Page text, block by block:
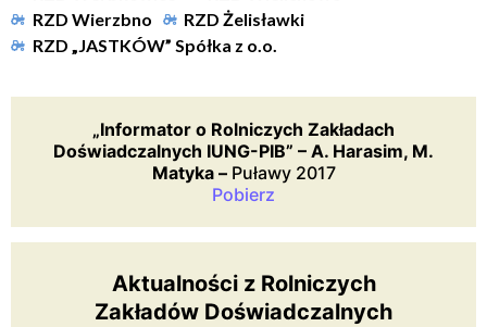
RZD Wierzbno
RZD Żelisławki
RZD „JASTKÓW” Spółka z o.o.
„Informator o Rolniczych Zakładach
Doświadczalnych IUNG-PIB” – A. Harasim, M.
Matyka – Puławy 2017
Pobierz
Aktualności z Rolniczych
Zakładów Doświadczalnych